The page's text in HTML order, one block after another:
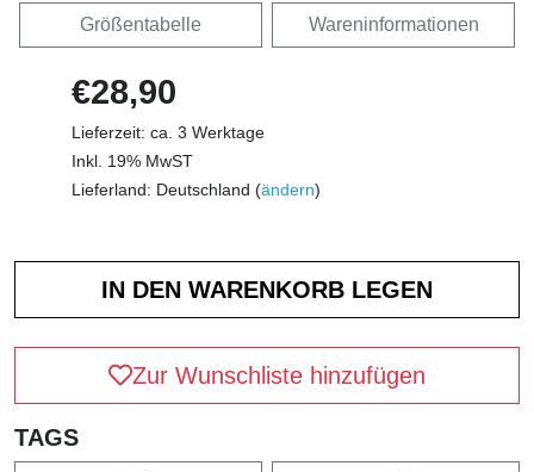
Größentabelle Wareninformationen
€28,90
Lieferzeit: ca. 3 Werktage
Inkl. 19% MwST
Lieferland: Deutschland (ändern)
Zur Wunschliste hinzufügen
TAGS